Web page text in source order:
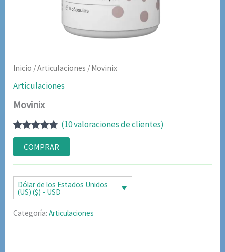
Inicio /Articulaciones / Movinix
Articulaciones
Movinix
Valorado
con4.67de
5 en base
a
9
de
clientes
(10valoraciones de clientes)
COMPRAR
Dólar de los Estados Unidos
(US) ($) - USD
Categoría:Articulaciones